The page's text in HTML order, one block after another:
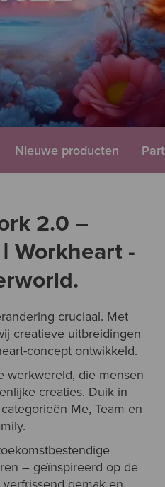
Nieuwe producten
2.0 –
Workheart -
cruciaal. Met
creatieve uitbreidingen
concept ontwikkeld.
werkwereld, die mensen
creaties. Duik in
Me, Team en
– geïnspireerd op de